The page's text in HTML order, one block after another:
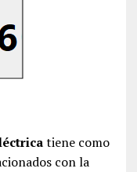
tiene como
con la